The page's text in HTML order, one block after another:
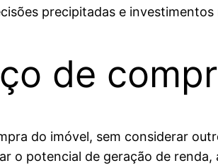
precipitadas e investimentos
de
do imóvel, sem considerar
o potencial de geração de